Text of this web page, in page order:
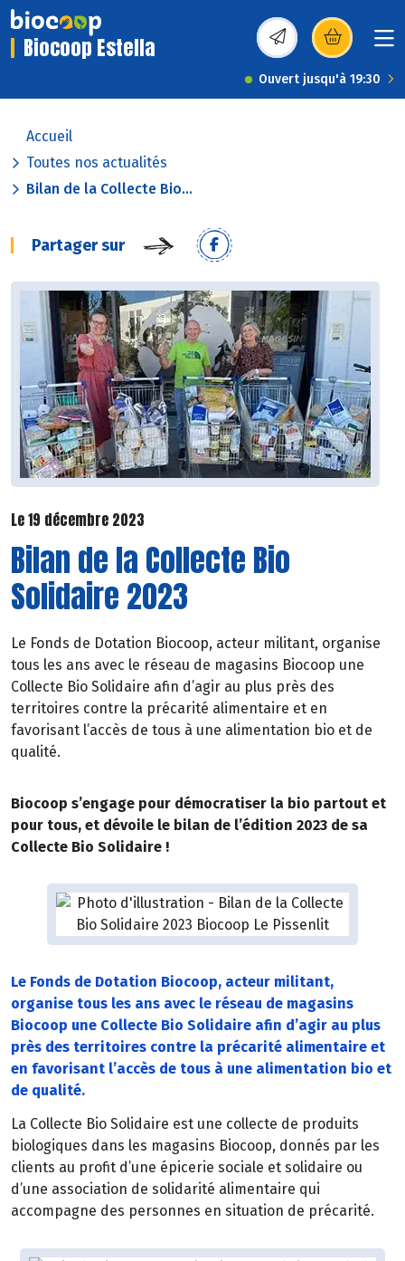
Biocoop Estella (s’ouvre dans une
Ouvert jusqu'à 19:30
Accueil
Toutes nos actualités
Bilan de la Collecte Bio...
Partager sur
Le 19 décembre 2023
Bilan de la Collecte Bio
Solidaire 2023
Le Fonds de Dotation Biocoop, acteur militant, organise
tous les ans avec le réseau de magasins Biocoop une
Collecte Bio Solidaire afin d’agir au plus près des
territoires contre la précarité alimentaire et en
favorisant l’accès de tous à une alimentation bio et de
qualité.
Biocoop s’engage pour démocratiser la bio partout et
pour tous, et dévoile le bilan de l’édition 2023 de sa
Collecte Bio Solidaire !
Le Fonds de Dotation Biocoop, acteur militant,
organise tous les ans avec le réseau de magasins
Biocoop une Collecte Bio Solidaire afin d’agir au plus
près des territoires contre la précarité alimentaire et
en favorisant l’accès de tous à une alimentation bio et
de qualité.
La Collecte Bio Solidaire est une collecte de produits
biologiques dans les magasins Biocoop, donnés par les
clients au profit d’une épicerie sociale et solidaire ou
d’une association de solidarité alimentaire qui
accompagne des personnes en situation de précarité.